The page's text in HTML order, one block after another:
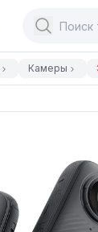
Камеры